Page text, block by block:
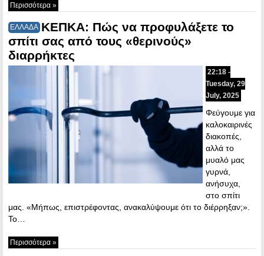
Περισσότερα »
ΕΛΛΑΔΑ ΚΕΠΚΑ: Πώς να προφυλάξετε το
σπίτι σας από τους «θερινούς»
διαρρήκτες
22:18 -
Tuesday, 29
July, 2025
Φεύγουμε για
καλοκαιρινές
διακοπές,
αλλά το
μυαλό μας
γυρνά,
ανήσυχα,
στο σπίτι
μας. «Μήπως, επιστρέφοντας, ανακαλύψουμε ότι το διέρρηξαν;».
Το…
Περισσότερα »